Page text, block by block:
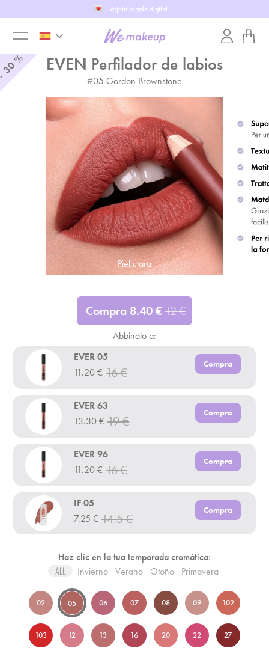
Tarjeta regalo digital
toggle
keyboard_arrow_down
% EVEN Perfilador de labios
#05 Gordon Brownstone
Piel clara
Compra 8.40€12€
Abbinalo a:
EVER 05
11.20€ 16€
Compra
EVER 63
13.30€ 19€
Compra
EVER 96
11.20€ 16€
Compra
IF 05
7.25 € 14.5€
Compra
Haz clic en la tua temporada cromática:
ALL Invierno Verano Otoño Primavera
02 05 06 07 08 09 102
103 12 13 16 20 22 27